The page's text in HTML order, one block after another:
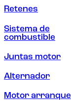
Retenes
Sistema de
combustible
Juntas motor
Alternador
Motor arranque